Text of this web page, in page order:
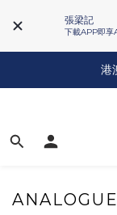
張梁記
下載APP即享
港